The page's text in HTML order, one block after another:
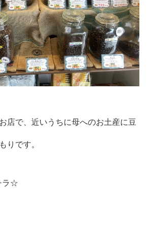
店で、近いうちに母へのお土産に豆
りです。
ラ☆